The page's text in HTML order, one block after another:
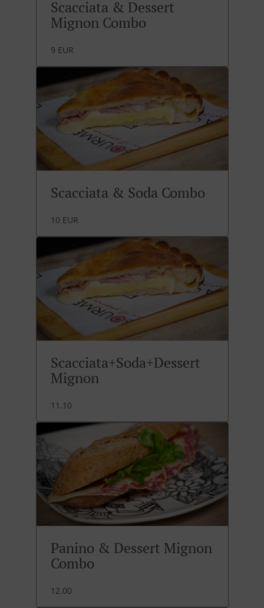
Scacciata & Dessert
Mignon Combo
9 EUR
Scacciata & Soda Combo
10 EUR
Scacciata+Soda+Dessert
Mignon
11.10
Panino & Dessert Mignon
Combo
12.00